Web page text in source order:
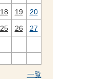
18 19
20
25 26
27
一覧